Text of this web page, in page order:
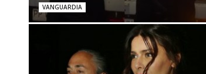
VANGUARDIA